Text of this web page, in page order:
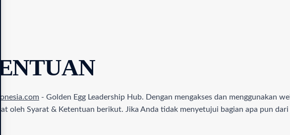
- Golden Egg Leadership Hub. Dengan mengakses dan menggunakan
oleh Syarat & Ketentuan berikut. Jika Anda tidak menyetujui bagian apa pun